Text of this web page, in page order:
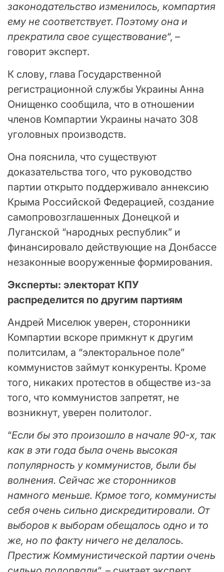
законодательство изменилось, компартия
ему не соответствует. Поэтому она и
прекратила свое существование“, –
говорит эксперт.
К слову, глава Государственной
регистрационной службы Украины Анна
Онищенко сообщила, что в отношении
членов Компартии Украины начато 308
уголовных производств.
Она пояснила, что существуют
доказательства того, что руководство
партии открыто поддерживало аннексию
Крыма Российской Федерацией, создание
самопровозглашенных Донецкой и
Луганской “народных республик” и
финансировало действующие на Донбассе
незаконные вооруженные формирования.
Эксперты: электорат КПУ
распределится по другим партиям
Андрей Миселюк уверен, сторонники
Компартии вскоре примкнут к другим
политсилам, а “электоральное поле”
коммунистов займут конкуренты. Кроме
того, никаких протестов в обществе из-за
того, что коммунистов запретят, не
возникнут, уверен политолог.
“Если бы это произошло в начале 90-х, так
как в эти года была очень высокая
популярность у коммунистов, были бы
волнения. Сейчас же сторонников
намного меньше. Крмое того, коммунисты
себя очень сильно дискредитировали. От
выборов к выборам обещалось одно и то
же, но по факту ничего не делалось.
Престиж Коммунистической партии очень